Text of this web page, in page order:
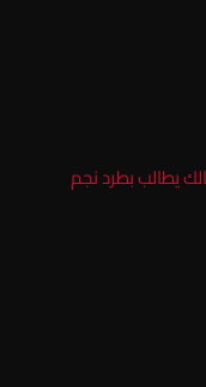
يطالب بطرد نجم